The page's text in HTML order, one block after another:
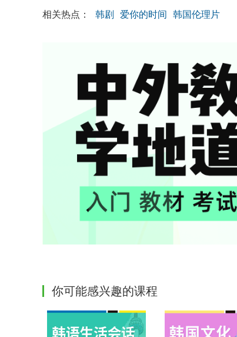
相关热点： 韩剧 爱你的时间 韩国伦理片
你可能感兴趣的课程